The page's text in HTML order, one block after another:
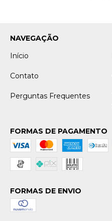
NAVEGAÇÃO
Início
Contato
Perguntas Frequentes
FORMAS DE PAGAMENTO
FORMAS DE ENVIO